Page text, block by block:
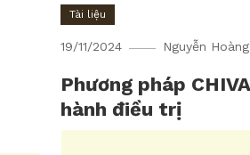
Tài liệu
19/11/2024 Nguyễn
Phương pháp
hành điều trị